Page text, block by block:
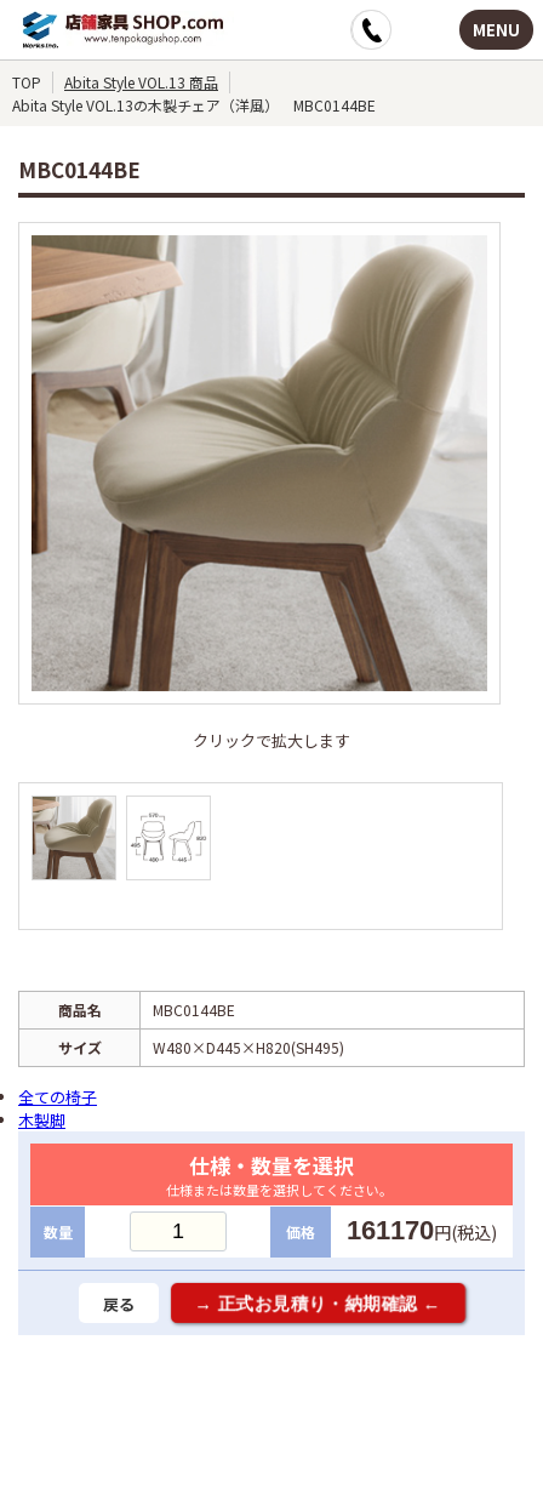
MENU
TOP
Abita Style VOL.13 商品
Abita Style VOL.13の木製チェア（洋風） MBC0144BE
MBC0144BE
クリックで拡大します
商品名
MBC0144BE
サイズ
W480×D445×H820(SH495)
全ての椅子
木製脚
仕様・数量を選択
仕様または数量を選択してください。
数量 価格 161170円(税込)
戻る